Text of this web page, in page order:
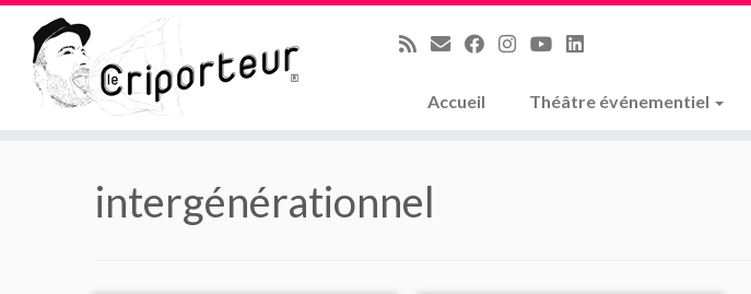
Accueil Théâtre événementiel
intergénérationnel